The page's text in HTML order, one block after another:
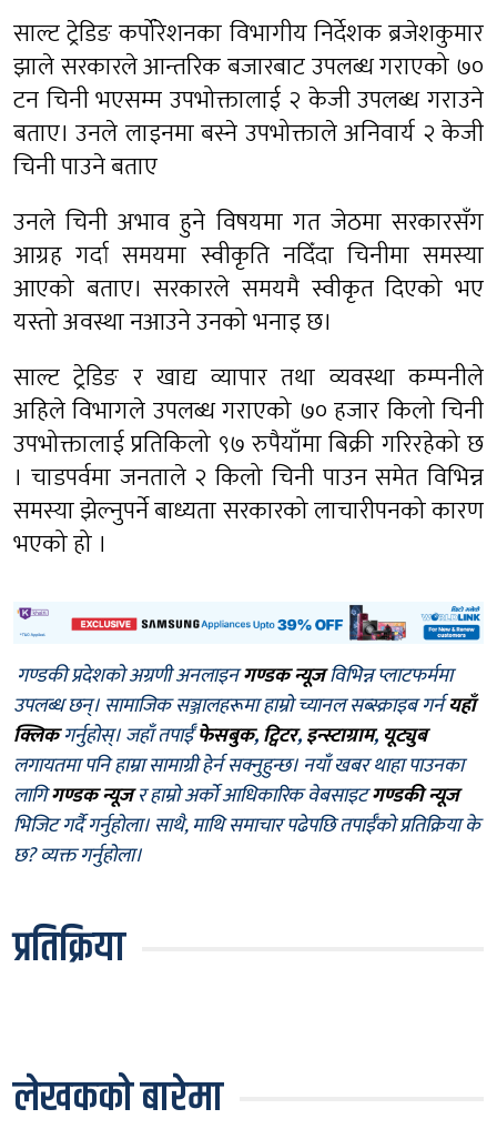
साल्ट ट्रेडिङ कर्पोरेशनका विभागीय निर्देशक ब्रजेशकुमार
झाले सरकारले आन्तरिक बजारबाट उपलब्ध गराएको ७०
टन चिनी भएसम्म उपभोक्तालाई २ केजी उपलब्ध गराउने
बताए। उनले लाइनमा बस्ने उपभोक्ताले अनिवार्य २ केजी
चिनी पाउने बताए
उनले चिनी अभाव हुने विषयमा गत जेठमा सरकारसँग
आग्रह गर्दा समयमा स्वीकृति नदिँदा चिनीमा समस्या
आएको बताए। सरकारले समयमै स्वीकृत दिएको भए
यस्तो अवस्था नआउने उनको भनाइ छ।
साल्ट ट्रेडिङ र खाद्य व्यापार तथा व्यवस्था कम्पनीले
अहिले विभागले उपलब्ध गराएको ७० हजार किलो चिनी
उपभोक्तालाई प्रतिकिलो ९७ रुपैयाँमा बिक्री गरिरहेको छ
। चाडपर्वमा जनताले २ किलो चिनी पाउन समेत विभिन्न
समस्या झेल्नुपर्ने बाध्यता सरकारको लाचारीपनको कारण
भएको हो ।
गण्डकी प्रदेशको अग्रणी अनलाइनगण्डक न्यूजविभिन्न प्लाटफर्ममा
उपलब्ध छन्। सामाजिक सञ्जालहरूमा हाम्रो च्यानल सब्स्क्राइब गर्नयहाँ
क्लिकगर्नुहोस्। जहाँ तपाईँफेसबुक,ट्विटर,इन्स्टाग्राम, यूट्युब
लगायतमा पनि हाम्रा सामाग्री हेर्न सक्नुहुन्छ। नयाँ खबर थाहा पाउनका
लागिगण्डक न्यूजर हाम्रो अर्को आधिकारिक वेबसाइटगण्डकी न्यूज
भिजिट गर्दै गर्नुहोला। साथै, माथि समाचार पढेपछि तपाईँको प्रतिक्रिया के
छ? व्यक्त गर्नुहोला।
प्रतिक्रिया
लेखकको बारेमा